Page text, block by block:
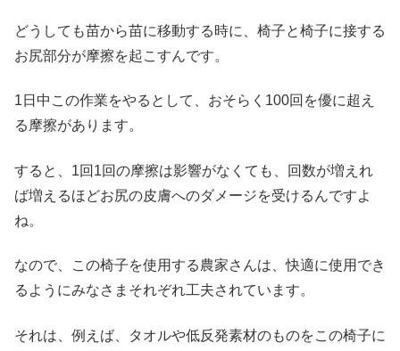
どうしても苗から苗に移動する時に、椅子と椅子に接する
お尻部分が摩擦を起こすんです。
1日中この作業をやるとして、おそらく100回を優に超え
る摩擦があります。
すると、1回1回の摩擦は影響がなくても、回数が増えれ
ば増えるほどお尻の皮膚へのダメージを受けるんですよ
ね。
なので、この椅子を使用する農家さんは、快適に使用でき
るようにみなさまそれぞれ工夫されています。
それは、例えば、タオルや低反発素材のものをこの椅子に